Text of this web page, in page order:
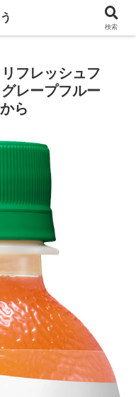
発売のグルメニュース。
フレッシュフ
レープフルー
ら
検索